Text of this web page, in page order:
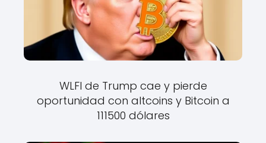
WLFI de Trump cae y pierde
oportunidad con altcoins y Bitcoin a
111500 dólares